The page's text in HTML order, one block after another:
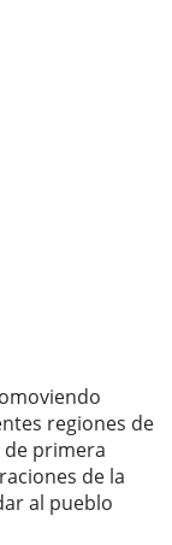
regiones de
primera
de la
al pueblo